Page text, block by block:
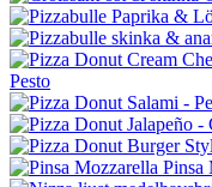
Pesto
Pinsa